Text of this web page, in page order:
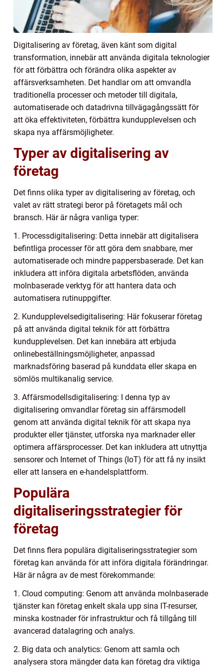
Digitalisering av företag, även känt som digital
transformation, innebär att använda digitala teknologier
för att förbättra och förändra olika aspekter av
affärsverksamheten. Det handlar om att omvandla
traditionella processer och metoder till digitala,
automatiserade och datadrivna tillvägagångssätt för
att öka effektiviteten, förbättra kundupplevelsen och
skapa nya affärsmöjligheter.
Typer av digitalisering av
företag
Det finns olika typer av digitalisering av företag, och
valet av rätt strategi beror på företagets mål och
bransch. Här är några vanliga typer:
1. Processdigitalisering: Detta innebär att digitalisera
befintliga processer för att göra dem snabbare, mer
automatiserade och mindre pappersbaserade. Det kan
inkludera att införa digitala arbetsflöden, använda
molnbaserade verktyg för att hantera data och
automatisera rutinuppgifter.
2. Kundupplevelsedigitalisering: Här fokuserar företag
på att använda digital teknik för att förbättra
kundupplevelsen. Det kan innebära att erbjuda
onlinebeställningsmöjligheter, anpassad
marknadsföring baserad på kunddata eller skapa en
sömlös multikanalig service.
3. Affärsmodellsdigitalisering: I denna typ av
digitalisering omvandlar företag sin affärsmodell
genom att använda digital teknik för att skapa nya
produkter eller tjänster, utforska nya marknader eller
optimera affärsprocesser. Det kan inkludera att utnyttja
sensorer och Internet of Things (IoT) för att få ny insikt
eller att lansera en e-handelsplattform.
Populära
digitaliseringsstrategier för
företag
Det finns flera populära digitaliseringsstrategier som
företag kan använda för att införa digitala förändringar.
Här är några av de mest förekommande:
1. Cloud computing: Genom att använda molnbaserade
tjänster kan företag enkelt skala upp sina IT-resurser,
minska kostnader för infrastruktur och få tillgång till
avancerad datalagring och analys.
2. Big data och analytics: Genom att samla och
analysera stora mängder data kan företag dra viktiga